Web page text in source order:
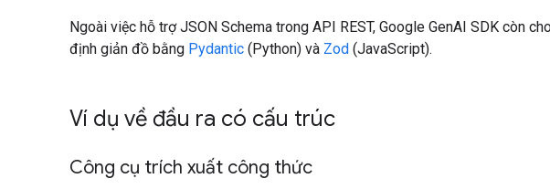
Ngoài việc hỗ trợ JSON Schema trong API REST, Google GenAI SDK còn
định giản đồ bằng Pydantic (Python) và Zod (JavaScript).
Ví dụ về đầu ra có cấu trúc
Công cụ trích xuất công thức